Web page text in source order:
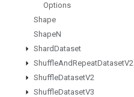
Options
Shape
ShapeN
ShardDataset
ShuffleAndRepeatDatasetV2
ShuffleDatasetV2
ShuffleDatasetV3